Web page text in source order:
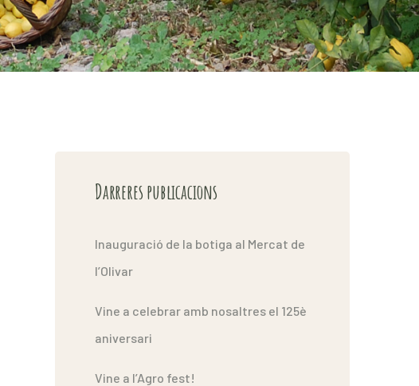
Darreres publicacions
Inauguració de la botiga al Mercat de
l’Olivar
Vine a celebrar amb nosaltres el 125è
aniversari
Vine a l’Agro fest!